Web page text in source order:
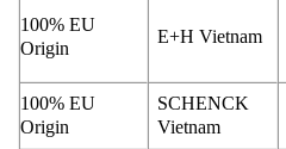
100% EU
Origin
E+H Vietnam
100% EU
Origin
SCHENCK
Vietnam